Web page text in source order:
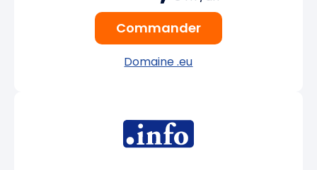
Commander
Domaine .eu